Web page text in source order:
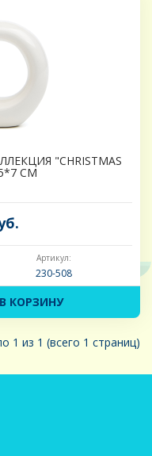
"CHRISTMAS
СМ
Артикул:
230-508
КОРЗИНУ
1 из 1 (всего 1 страниц)